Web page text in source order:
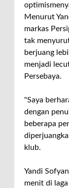
Menurut
markas
tak
berjuang
menjadi
Persebaya.
"Saya
dengan
beberapa
klub.
Yandi
menit di